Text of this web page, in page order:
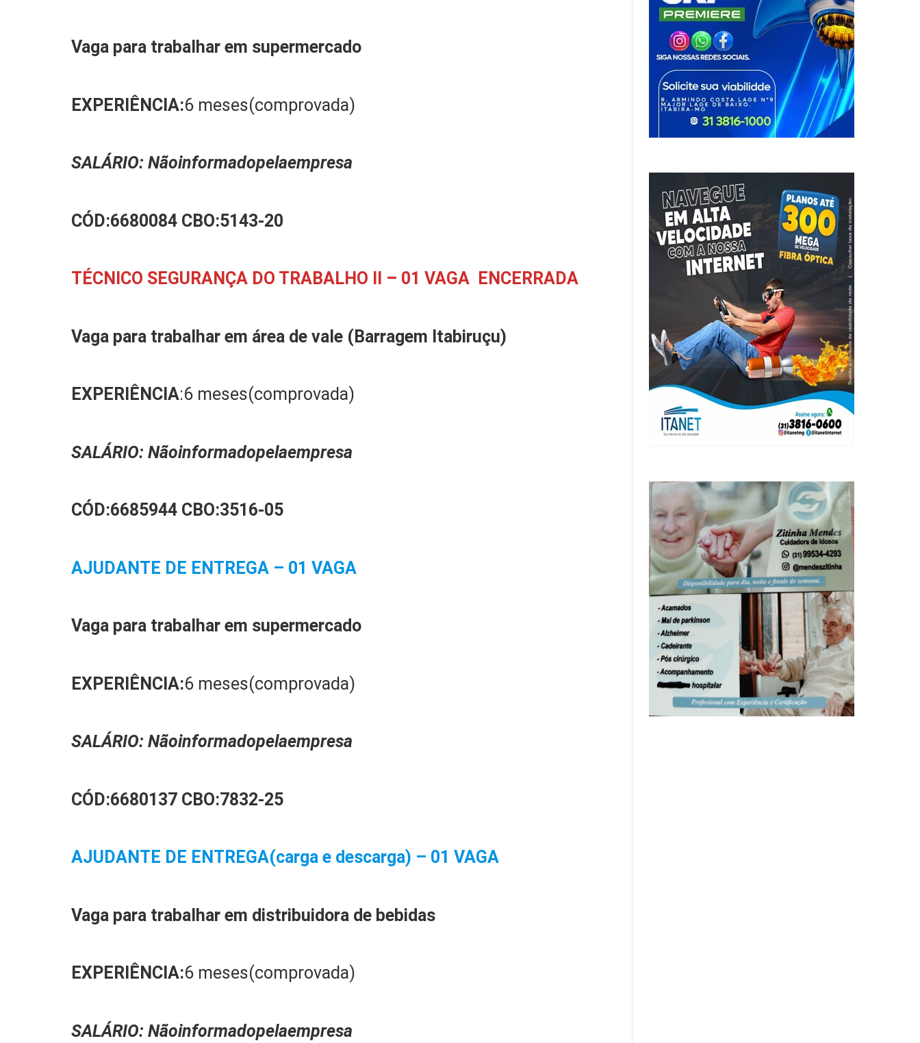
Vaga para trabalhar em supermercado
EXPERIÊNCIA:6 meses(comprovada)
SALÁRIO:Nãoinformadopelaempresa
CÓD:6680084 CBO:5143-20
TÉCNICO SEGURANÇA DO TRABALHO II – 01 VAGA ENCERRADA
Vaga para trabalhar em área devale (Barragem Itabiruçu)
EXPERIÊNCIA:6 meses(comprovada)
SALÁRIO:Nãoinformadopelaempresa
CÓD:6685944 CBO:3516-05
AJUDANTE DE ENTREGA – 01 VAGA
Vaga para trabalhar em supermercado
EXPERIÊNCIA:6 meses(comprovada)
SALÁRIO:Nãoinformadopelaempresa
CÓD:6680137 CBO:7832-25
AJUDANTE DE ENTREGA(carga e descarga) – 01 VAGA
Vaga para trabalhar em distribuidora de bebidas
EXPERIÊ NCIA:6 meses(comprovada)
SALÁRIO:Nãoinformadopelaempresa